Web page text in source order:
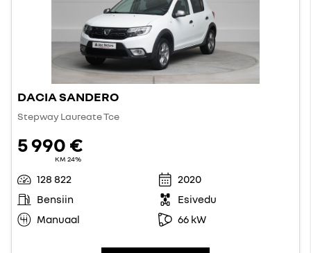
DACIA SANDERO
Stepway Laureate Tce
5 990 €
KM 24%
128 822
2020
Bensiin
Esivedu
Manuaal
66 kW